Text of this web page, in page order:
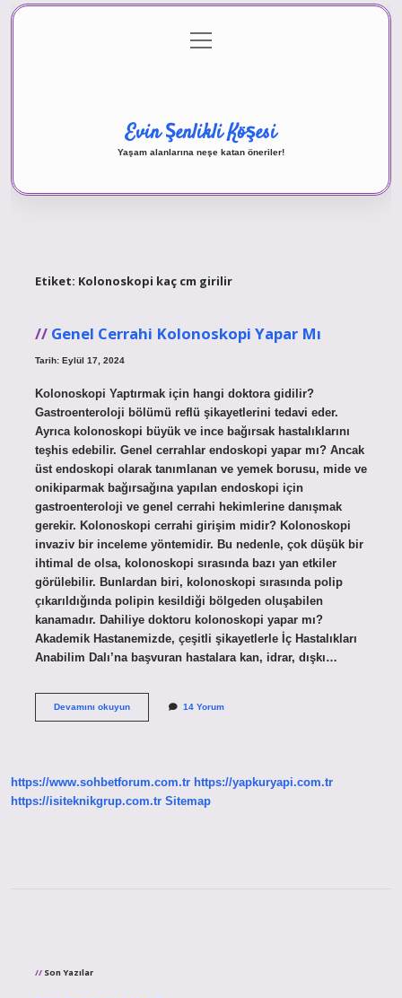
Gizlilik Politikası
menüyü
aç
Evin Şenlikli Köşesi
Yaşam alanlarına neşe katan öneriler!
Etiket: Kolonoskopi kaç cm girilir
Genel Cerrahi Kolonoskopi Yapar Mı
Tarih: Eylül 17, 2024
Kolonoskopi Yaptırmak için hangi doktora gidilir?
Gastroenteroloji bölümü reflü şikayetlerini tedavi eder.
Ayrıca kolonoskopi büyük ve ince bağırsak hastalıklarını
teşhis edebilir. Genel cerrahlar endoskopi yapar mı? Ancak
üst endoskopi olarak tanımlanan ve yemek borusu, mide ve
onikiparmak bağırsağına yapılan endoskopi için
gastroenteroloji ve genel cerrahi hekimlerine danışmak
gerekir. Kolonoskopi cerrahi girişim midir? Kolonoskopi
invaziv bir inceleme yöntemidir. Bu nedenle, çok düşük bir
ihtimal de olsa, kolonoskopi sırasında bazı yan etkiler
görülebilir. Bunlardan biri, kolonoskopi sırasında polip
çıkarıldığında polipin kesildiği bölgeden oluşabilen
kanamadır. Dahiliye doktoru kolonoskopi yapar mı?
Akademik Hastanemizde, çeşitli şikayetlerle İç Hastalıkları
Anabilim Dalı’na başvuran hastalara kan, idrar, dışkı…
Devamını okuyunGenel
14 Yorum
https://www.sohbetforum.com.tr https://yapkuryapi.com.tr
https://isiteknikgrup.com.tr Sitemap
Son Yazılar